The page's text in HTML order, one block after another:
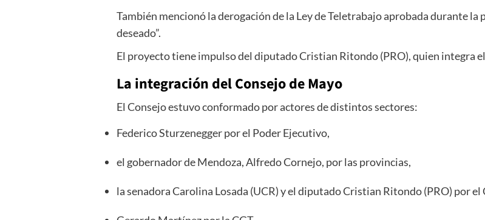
También mencionó la derogación de la Ley de Teletrabajo aprobada durante
deseado”.
El proyecto tiene impulso del diputado Cristian Ritondo (PRO), quien integra
La integración del Consejo de Mayo
El Consejo estuvo conformado por actores de distintos sectores:
Federico Sturzenegger por el Poder Ejecutivo,
el gobernador de Mendoza, Alfredo Cornejo, por las provincias,
la senadora Carolina Losada (UCR) y el diputado Cristian Ritondo (PRO) por el